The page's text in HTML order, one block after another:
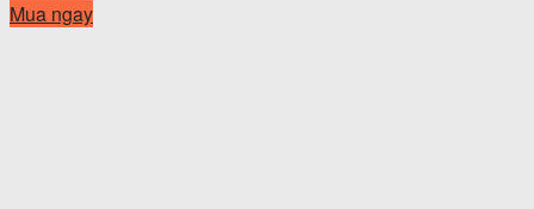
Mua ngay